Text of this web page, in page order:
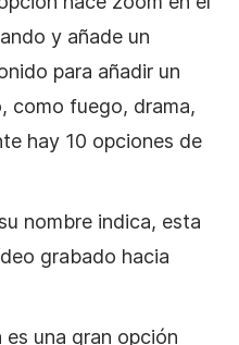
y añade un
para añadir un
como fuego, drama,
hay 10 opciones de
nombre indica, esta
grabado hacia
es una gran opción